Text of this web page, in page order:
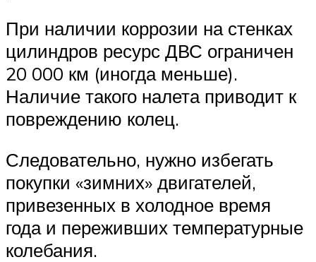
При наличии коррозии на стенках
цилиндров ресурс ДВС ограничен
20 000 км (иногда меньше).
Наличие такого налета приводит к
повреждению колец.
Следовательно, нужно избегать
покупки «зимних» двигателей,
привезенных в холодное время
года и переживших температурные
колебания.